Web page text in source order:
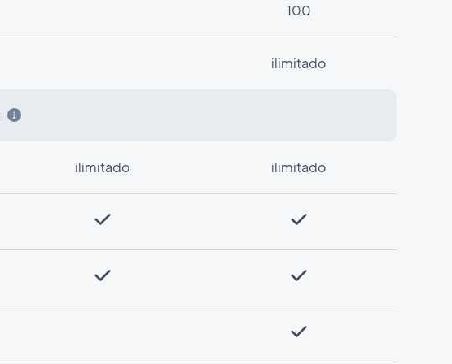
100
ilimitado
ilimitado ilimitado